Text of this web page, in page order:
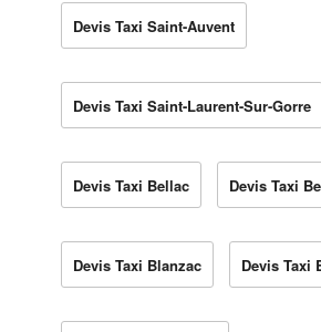
Devis Taxi Saint-Auvent
Devis Taxi Saint-Laurent-Sur-Gorre
Devis Taxi Bellac Devis Taxi
Devis Taxi Blanzac Devis Taxi